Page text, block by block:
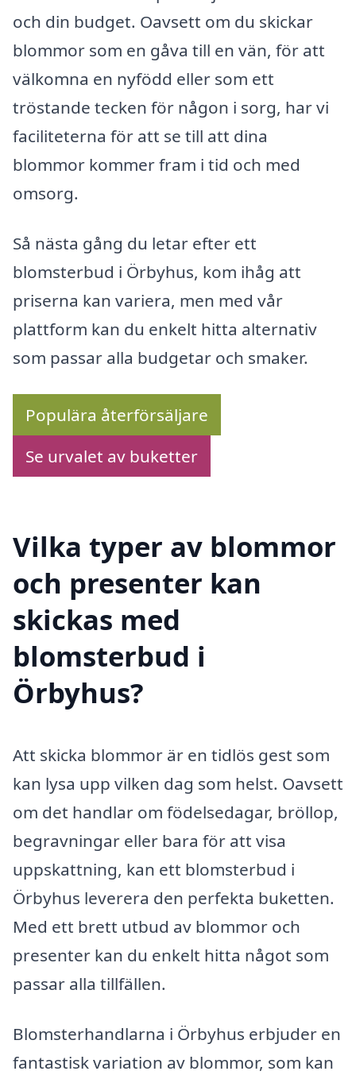
och din budget. Oavsett om du skickar
blommor som en gåva till en vän, för att
välkomna en nyfödd eller som ett
tröstande tecken för någon i sorg, har vi
faciliteterna för att se till att dina
blommor kommer fram i tid och med
omsorg.
Så nästa gång du letar efter ett
blomsterbud i Örbyhus, kom ihåg att
priserna kan variera, men med vår
plattform kan du enkelt hitta alternativ
som passar alla budgetar och smaker.
Populära återförsäljare
Se urvalet av buketter
Vilka typer av blommor
och presenter kan
skickas med
blomsterbud i
Örbyhus?
Att skicka blommor är en tidlös gest som
kan lysa upp vilken dag som helst. Oavsett
om det handlar om födelsedagar, bröllop,
begravningar eller bara för att visa
uppskattning, kan ett blomsterbud i
Örbyhus leverera den perfekta buketten.
Med ett brett utbud av blommor och
presenter kan du enkelt hitta något som
passar alla tillfällen.
Blomsterhandlarna i Örbyhus erbjuder en
fantastisk variation av blommor, som kan